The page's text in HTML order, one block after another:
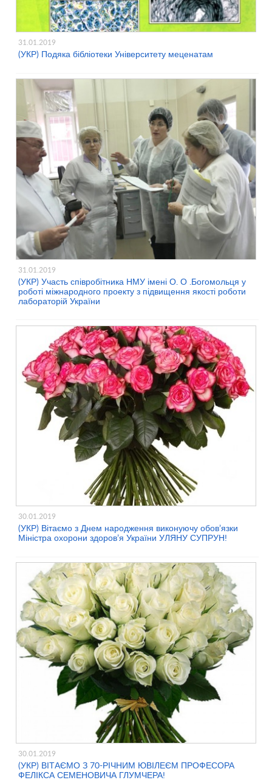
31.01.2019
(УКР) Подяка бібліотеки Університету меценатам
31.01.2019
(УКР) Участь співробітника НМУ імені О. О .Богомольця у
роботі міжнародного проекту з підвищення якості роботи
лабораторій України
30.01.2019
(УКР) Вітаємо з Днем народження виконуючу обов’язки
Міністра охорони здоров’я України УЛЯНУ СУПРУН!
30.01.2019
(УКР) ВІТАЄМО З 70-РІЧНИМ ЮВІЛЕЄМ ПРОФЕСОРА
ФЕЛІКСА СЕМЕНОВИЧА ГЛУМЧЕРА!